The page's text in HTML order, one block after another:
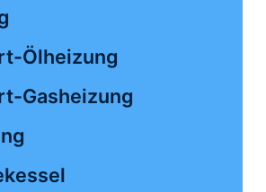
Ölheizung
Gasheizung